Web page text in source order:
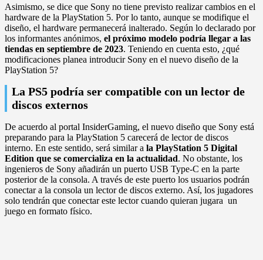
Asimismo, se dice que Sony no tiene previsto realizar cambios en el
hardware de la PlayStation 5. Por lo tanto, aunque se modifique el
diseño, el hardware permanecerá inalterado. Según lo declarado por
los informantes anónimos, el próximo modelo podría llegar a las
tiendas en septiembre de 2023. Teniendo en cuenta esto, ¿qué
modificaciones planea introducir Sony en el nuevo diseño de la
PlayStation 5?
La PS5 podría ser compatible con un lector de
discos externos
De acuerdo al portal InsiderGaming, el nuevo diseño que Sony está
preparando para la PlayStation 5 carecerá de lector de discos
interno. En este sentido, será similar a la PlayStation 5 Digital
Edition que se comercializa en la actualidad. No obstante, los
ingenieros de Sony añadirán un puerto USB Type-C en la parte
posterior de la consola. A través de este puerto los usuarios podrán
conectar a la consola un lector de discos externo. Así, los jugadores
solo tendrán que conectar este lector cuando quieran jugara un
juego en formato físico.